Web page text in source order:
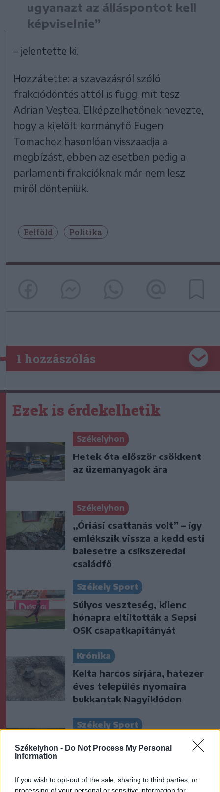
Székelyhon - Do Not Process My Personal
Information
If you wish to opt-out of the sale, sharing to third parties, or
processing of your personal or sensitive information for
ugyanazt az álláspontot kell
képviselnie”
– jelentette ki.
Hozzátette: a szavazásról szóló
frakciódöntés attól is függ, mit tesz
Adrian Veștea. Elképzelhetőnek nevezte,
hogy a kijelölt kormányfő Eugen
Tomachoz hasonlóan visszaadja a
megbízást, ebben az esetben pedig a
parlamenti frakcióknak már nem lesz
miről dönteniük.
Belföld Politika
1 hozzászólás
Ezek is érdekelhetik
Székelyhon
Hetek óta először csökkent
az üzemanyagok ára
Székelyhon
„Óriási csattanás volt” – így
emlékszik vissza a kedd esti
balesetre a csíkszeredai
családfő
Székely Sport
Súlyos veszteség, kilenc
hónapra eltiltották a Sepsi
OSK csapatkapitányát
Krónika
Kelta harcos sírjára, hatezer
éves település nyomaira
bukkantak Nagyiklódon
Székely Sport
Stabil védekezés és
céltudatos támadás – így